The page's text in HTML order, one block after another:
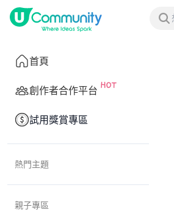
首頁
創作者合作平台
試用獎賞專區
熱門主題
親子專區